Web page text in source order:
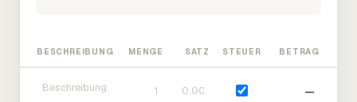
BESCHREIBUNG MENGE SATZ STEUER BETRAG
—